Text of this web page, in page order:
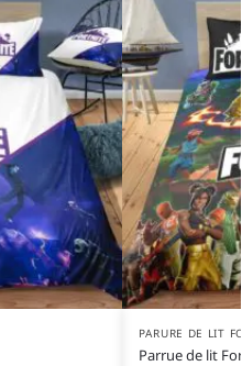
PARURE DE LIT
Parrue de lit